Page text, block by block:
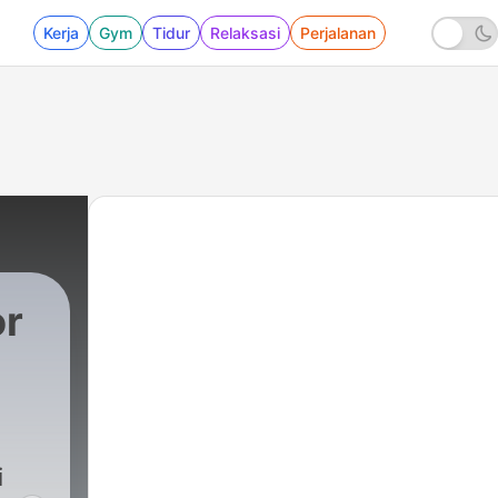
Kerja Gym Tidur Relaksasi Perjalanan